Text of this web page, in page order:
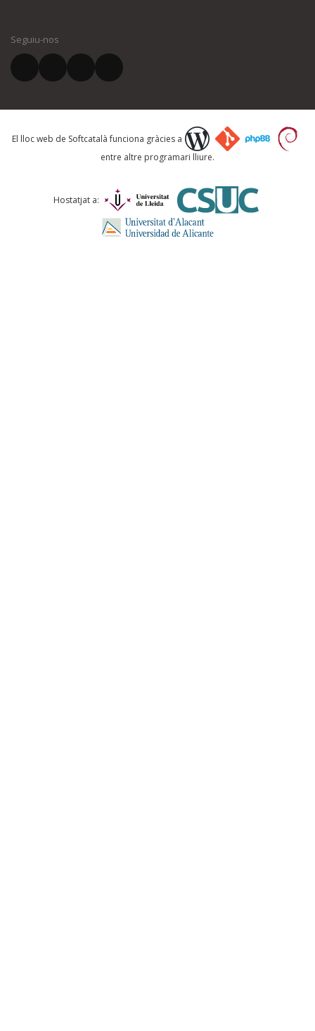
El vostre correu electrònic *
Què proposeu?
Comentari *
Seguiu-nos
El lloc web de Softcatalà funciona gràcies a
entre altre programari lliure.
Hostatjat a: